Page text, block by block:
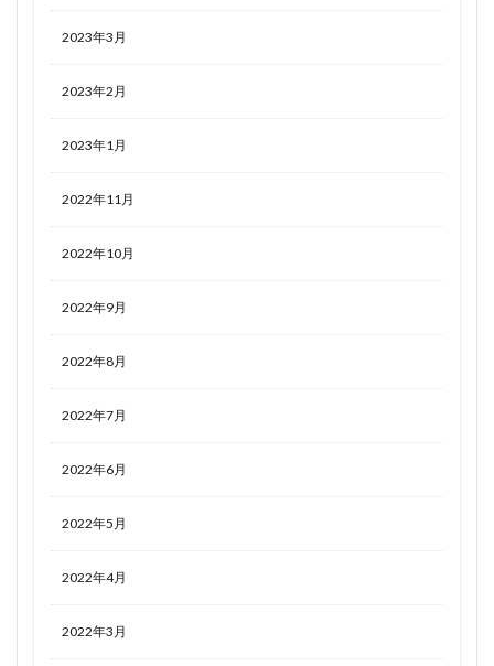
2023年3月
2023年2月
2023年1月
2022年11月
2022年10月
2022年9月
2022年8月
2022年7月
2022年6月
2022年5月
2022年4月
2022年3月